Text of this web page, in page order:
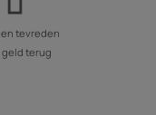
tevreden
geld terug